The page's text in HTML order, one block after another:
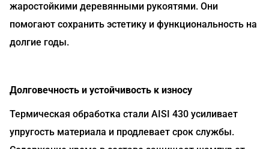
жаростойкими деревянными рукоятями. Они
помогают сохранить эстетику и функциональность на
долгие годы.
Долговечность и устойчивость к износу
Термическая обработка стали AISI 430 усиливает
упругость материала и продлевает срок службы.